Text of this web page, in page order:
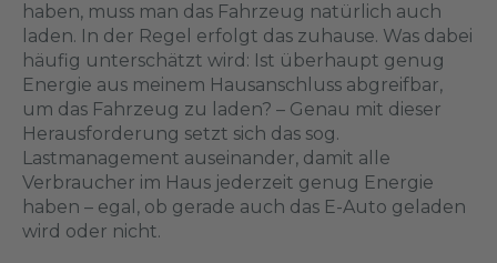
haben, muss man das Fahrzeug natürlich auch
laden. In der Regel erfolgt das zuhause. Was dabei
häufig unterschätzt wird: Ist überhaupt genug
Energie aus meinem Hausanschluss abgreifbar,
um das Fahrzeug zu laden? – Genau mit dieser
Herausforderung setzt sich das sog.
Lastmanagement auseinander, damit alle
Verbraucher im Haus jederzeit genug Energie
haben – egal, ob gerade auch das E-Auto geladen
wird oder nicht.